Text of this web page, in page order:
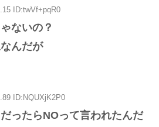
ID:twVf+pqR0
ないの？
んだが
ID:NQUXjK2P0
ったらNOって言われたんだ